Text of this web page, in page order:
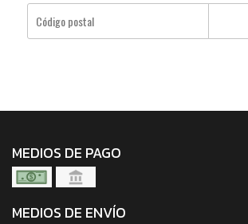
MEDIOS DE PAGO
MEDIOS DE ENVÍO